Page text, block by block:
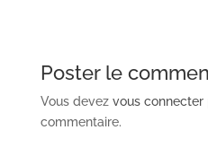
Poster le
Vous devez vous connecter
commentaire.